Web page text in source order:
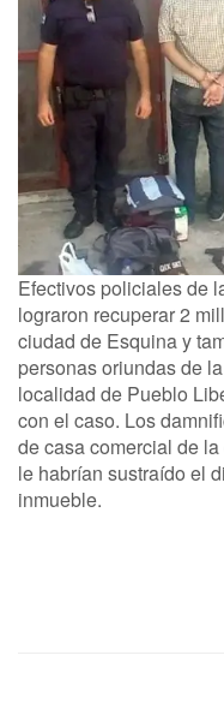
Efectivos policiales de
lograron recuperar 2
ciudad de Esquina y
personas oriundas de
localidad de Pueblo
con el caso. Los
de casa comercial de
le habrían sustraído el
inmueble.